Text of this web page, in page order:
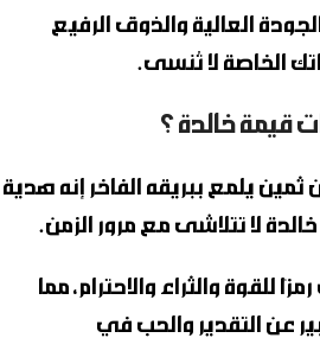
العالية والذوق الرفيع
الخاصة لا تُنسى.
قيمة خالدة ؟
يلمع ببريقه الفاخر إنه هدية
لا تتلاشى مع مرور الزمن.
للقوة والثراء والاحترام، مما
عن التقدير والحب في